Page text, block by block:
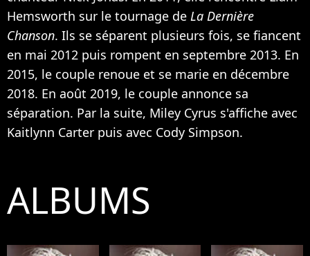
Hemsworth sur le tournage de La Dernière
Chanson. Ils se séparent plusieurs fois, se fiancent
en mai 2012 puis rompent en septembre 2013. En
2015, le couple renoue et se marie en décembre
2018. En août 2019, le couple annonce sa
séparation. Par la suite, Miley Cyrus s'affiche avec
Kaitlynn Carter puis avec Cody Simpson.
ALBUMS